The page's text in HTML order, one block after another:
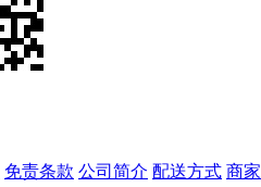
免责条款 公司简介 配送方式 商